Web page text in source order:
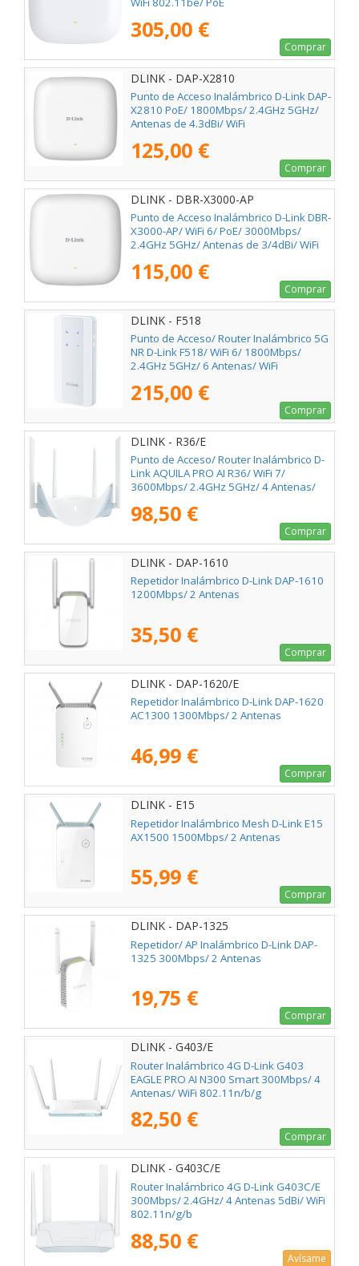
305,00 €
Comprar
DLINK - DAP-X2810
Punto de Acceso Inalámbrico D-Link DAP-
X2810 PoE/ 1800Mbps/ 2.4GHz 5GHz/
Antenas de 4.3dBi/ WiFi
125,00 €
Comprar
DLINK - DBR-X3000-AP
Punto de Acceso Inalámbrico D-Link DBR-
X3000-AP/ WiFi 6/ PoE/ 3000Mbps/
2.4GHz 5GHz/ Antenas de 3/4dBi/ WiFi
115,00 €
Comprar
DLINK - F518
Punto de Acceso/ Router Inalámbrico 5G
NR D-Link F518/ WiFi 6/ 1800Mbps/
2.4GHz 5GHz/ 6 Antenas/ WiFi
215,00 €
Comprar
DLINK - R36/E
Punto de Acceso/ Router Inalámbrico D-
Link AQUILA PRO AI R36/ WiFi 7/
3600Mbps/ 2.4GHz 5GHz/ 4 Antenas/
98,50 €
Comprar
DLINK - DAP-1610
Repetidor Inalámbrico D-Link DAP-1610
1200Mbps/ 2 Antenas
35,50 €
Comprar
DLINK - DAP-1620/E
Repetidor Inalámbrico D-Link DAP-1620
AC1300 1300Mbps/ 2 Antenas
46,99 €
Comprar
DLINK - E15
Repetidor Inalámbrico Mesh D-Link E15
AX1500 1500Mbps/ 2 Antenas
55,99 €
Comprar
DLINK - DAP-1325
Repetidor/ AP Inalámbrico D-Link DAP-
1325 300Mbps/ 2 Antenas
19,75 €
Comprar
DLINK - G403/E
Router Inalámbrico 4G D-Link G403
EAGLE PRO AI N300 Smart 300Mbps/ 4
Antenas/ WiFi 802.11n/b/g
82,50 €
Comprar
DLINK - G403C/E
Router Inalámbrico 4G D-Link G403C/E
300Mbps/ 2.4GHz/ 4 Antenas 5dBi/ WiFi
802.11n/g/b
88,50 €
Avísame